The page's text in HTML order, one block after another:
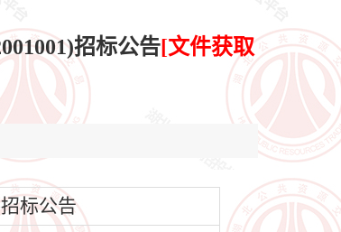
招标公告[文件获取
标公告